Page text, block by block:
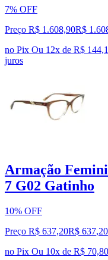
7% OFF
Preço R$ 1.608,90R$
no Pix Ou 12x de R$
juros
Armação
7 G02 Gatinho
10% OFF
Preço R$ 637,20R$ 637,20
no Pix Ou 10x de R$